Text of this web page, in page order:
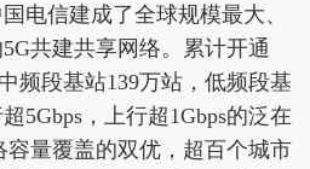
电信建成了全球规模最大、
共建共享网络。累计开通
频段基站139万站，低频段基
5Gbps，上行超1Gbps的泛在
容量覆盖的双优，超百个城市